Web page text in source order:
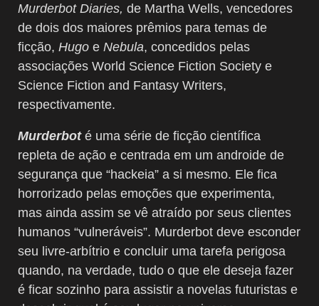
Murderbot Diaries, de Martha Wells, vencedores
de dois dos maiores prêmios para temas de
ficção, Hugo e Nebula, concedidos pelas
associações World Science Fiction Society e
Science Fiction and Fantasy Writers,
respectivamente.
Murderboté uma série de ficção científica
repleta de ação e centrada em um androide de
segurança que “hackeia” a si mesmo. Ele fica
horrorizado pelas emoções que experimenta,
mas ainda assim se vê atraído por seus clientes
humanos “vulneráveis”. Murderbot deve esconder
seu livre-arbítrio e concluir uma tarefa perigosa
quando, na verdade, tudo o que ele deseja fazer
é ficar sozinho para assistir a novelas futuristas e